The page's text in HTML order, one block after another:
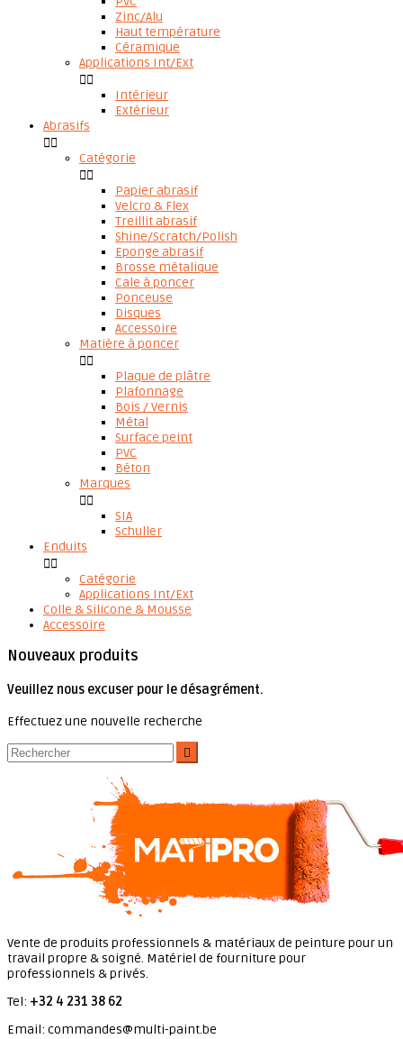
Zinc/Alu
Haut température
Céramique
Applications Int/Ext

Intérieur
Extérieur
Abrasifs

Catégorie

Papier abrasif
Velcro & Flex
Treillit abrasif
Shine/Scratch/Polish
Eponge abrasif
Brosse métalique
Cale à poncer
Ponceuse
Disques
Accessoire
Matière à poncer

Plaque de plâtre
Plafonnage
Bois / Vernis
Métal
Surface peint
PVC
Béton
Marques

SIA
Schuller
Enduits

Catégorie
Applications Int/Ext
Colle & Silicone & Mousse
Accessoire
Nouveaux produits
Veuillez nous excuser pour le désagrément.
Effectuez une nouvelle recherche

Vente de produits professionnels & matériaux de peinture pour un
travail propre & soigné. Matériel de fourniture pour
professionnels & privés.
Tel: +32 4 231 38 62
Email: commandes@multi-paint.be